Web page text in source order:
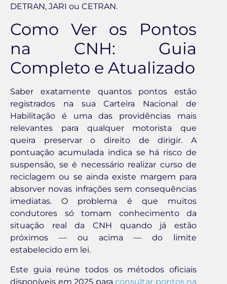
DETRAN, JARI ou CETRAN.
Como Ver os Pontos
na CNH: Guia
Completo e Atualizado
Saber exatamente quantos pontos estão
registrados na sua Carteira Nacional de
Habilitação é uma das providências mais
relevantes para qualquer motorista que
queira preservar o direito de dirigir. A
pontuação acumulada indica se há risco de
suspensão, se é necessário realizar curso de
reciclagem ou se ainda existe margem para
absorver novas infrações sem consequências
imediatas. O problema é que muitos
condutores só tomam conhecimento da
situação real da CNH quando já estão
próximos — ou acima — do limite
estabelecido em lei.
Este guia reúne todos os métodos oficiais
disponíveis em 2025 para consultar pontos na